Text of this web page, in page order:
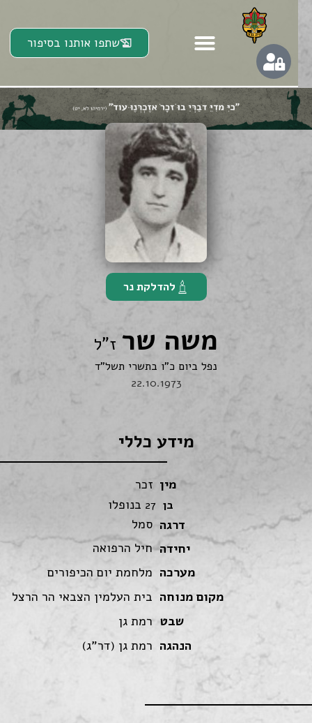
שתפו אותנו בסיפור
להדלקת נר
משה שרז"ל
נפל ביום כ"ו בתשרי תשל"ד
22.10.1973
מידע כללי
מין זכר
בן 27 בנופלו
דרגה
סמל
יחידה חיל הרפואה
מערכה
מלחמת יום הכיפורים
מקום מנוחה
בית העלמין הצבאי הר הרצל
שבט רמת גן
הנהגה
רמת גן (דר"ג)